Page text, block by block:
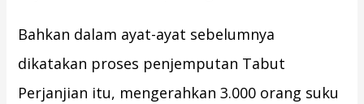
Bahkan dalam ayat-ayat sebelumnya
dikatakan proses penjemputan Tabut
Perjanjian itu, mengerahkan 3.000 orang suku